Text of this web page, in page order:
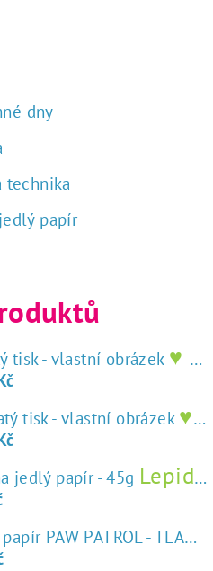
dny
technika
papír
tisk - vlastní obrázek ♥ tisk na jedlý papír
tisk - vlastní obrázek ♥ tisk na jedlý papír
jedlý papír - 45g Lepidlo na jedlý papír
Jedlý papír PAW PATROL - TLAPKOVÁ PATROLA